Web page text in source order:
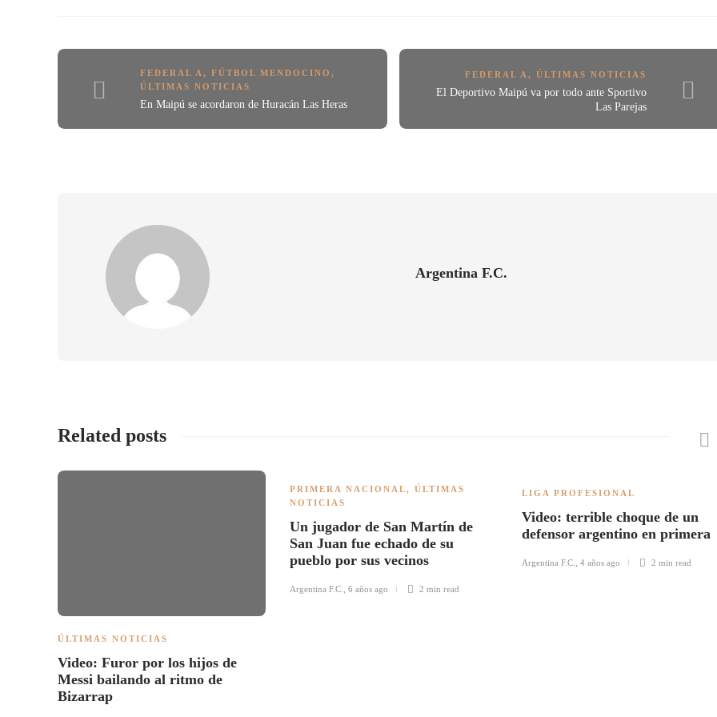
FEDERAL A,FÚTBOL MENDOCINO,
ÚLTIMAS NOTICIAS
En Maipú se acordaron de Huracán Las Heras
FEDERAL A,ÚLTIMAS NOTICIAS
El Deportivo Maipú va por todo ante Sportivo
Las Parejas
Argentina F.C.
Related posts
ÚLTIMAS NOTICIAS
Video: Furor por los hijos de
Messi bailando al ritmo de
Bizarrap
PRIMERA NACIONAL, ÚLTIMAS
NOTICIAS
Un jugador de San Martín de
San Juan fue echado de su
pueblo por sus vecinos
Argentina F.C. 6 años ago 2 min read
LIGA PROFESIONAL
Video: terrible choque de un
defensor argentino en primera
Argentina F.C. 4 años ago 2 min read